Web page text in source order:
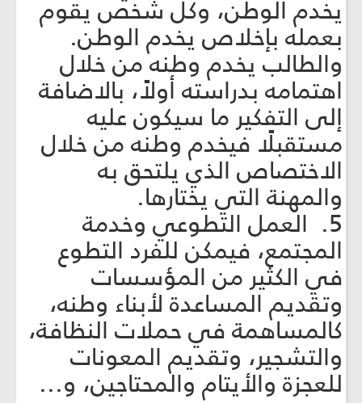
يخدم الوطن، وكل شخص يقوم
بعمله بإخلاص يخدم الوطن.
والطالب يخدم وطنه من خلال
اهتمامه بدراسته أولاً، بالاضافة
إلى التفكير ما سيكون عليه
مستقبلًا فيخدم وطنه من خلال
الاختصاص الذي يلتحق به
والمهنة التي يختارها.
5. العمل التطوعي وخدمة
المجتمع، فيمكن للفرد التطوع
في الكثير من المؤسسات
وتقديم المساعدة لأبناء وطنه،
كالمساهمة في حملات النظافة،
والتشجير، وتقديم المعونات
للعجزة والأيتام والمحتاجين، و...